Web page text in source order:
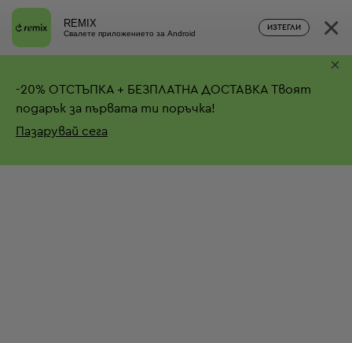
REMIX
Свалете приложението за Android
ИЗТЕГЛИ ×
-20% ОТСТЪПКА + БЕЗПЛАТНА ДОСТАВКА Твоят
подарък за първата ти поръчка!
Пазарувай сега
×